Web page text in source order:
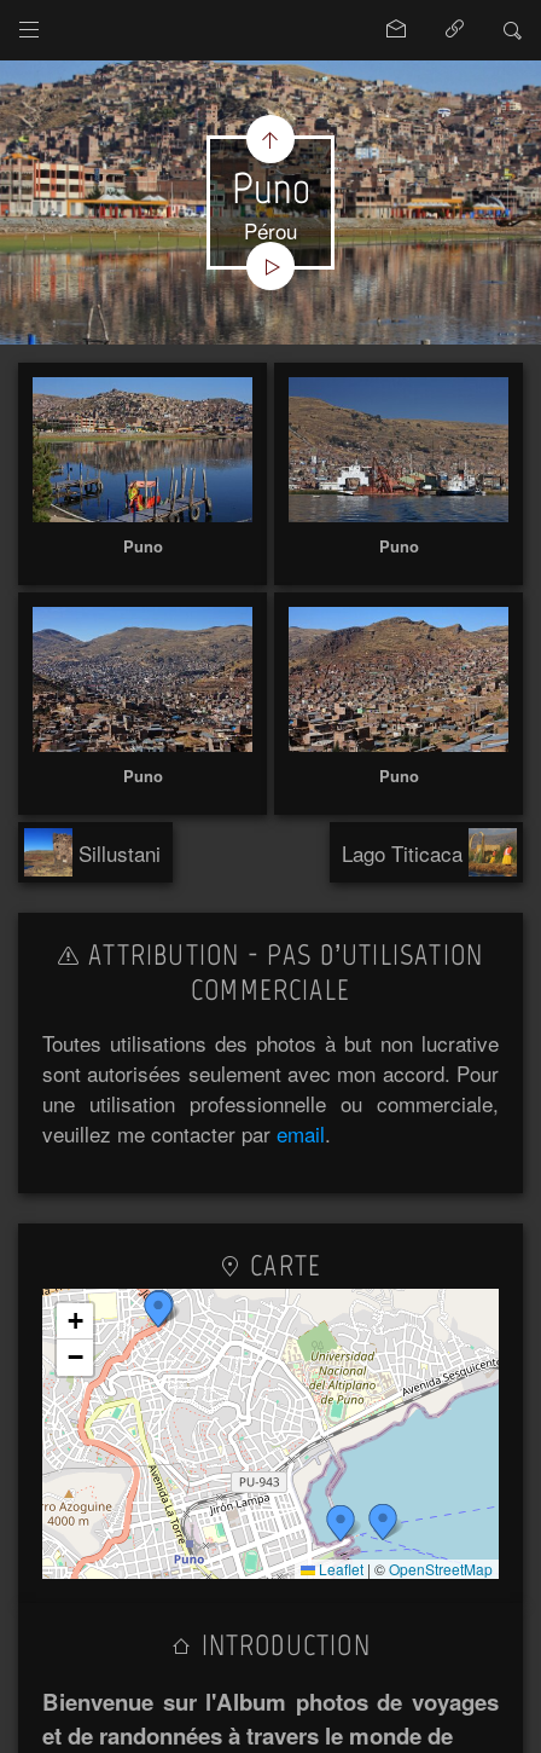
Puno
Pérou
Puno Puno
Puno Puno
Sillustani Lago Titicaca
ATTRIBUTION - PAS D’UTILISATION
COMMERCIALE
Toutes utilisations des photos à but non lucrative
sont autorisées seulement avec mon accord. Pour
une utilisation professionnelle ou commerciale,
veuillez me contacter par email.
CARTE
+
−
Leaflet | ©OpenStreetMap
INTRODUCTION
Bienvenue sur l'Album photos de voyages
et de randonnées à travers le monde de